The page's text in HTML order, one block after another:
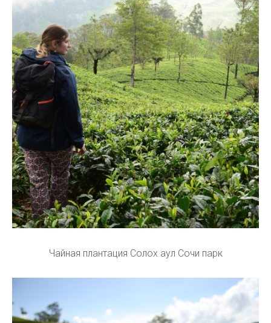
Чайная плантация Солох аул Сочи парк